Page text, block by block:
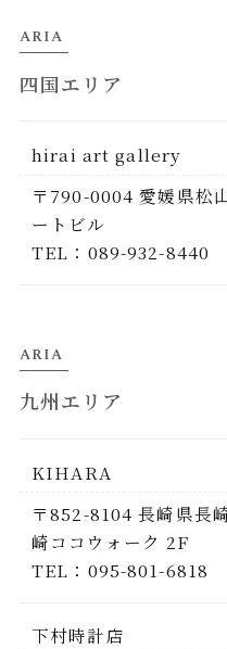
ARIA
四国エリア
hirai art gallery
〒790-0004 愛媛県松
ートビル
TEL：089-932-8440
ARIA
九州エリア
KIHARA
〒852-8104 長崎県長
崎ココウォーク 2F
TEL：095-801-6818
下村時計店